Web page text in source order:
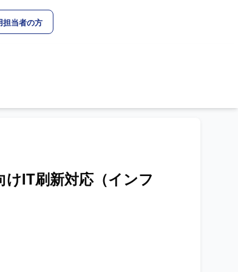
担当者の方
けIT刷新対応（インフ